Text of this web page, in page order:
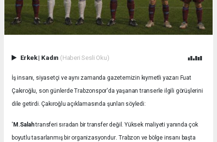
Erkek| Kadın (Haberi Sesli Oku)
İş insanı, siyasetçi ve aynı zamanda gazetemizin kıymetli yazarı Fuat
Çakıroğlu, son günlerde Trabzonspor'da yaşanan transerle ilgili görüşlerini
dile getirdi. Çakıroğlu açıklamasında şunları söyledi:
'M.Salahtransferi sıradan bir transfer değil. Yüksek maliyeti yanında çok
boyutlu tasarlanmış bir organizasyondur.Trabzon ve bölge insanı başta